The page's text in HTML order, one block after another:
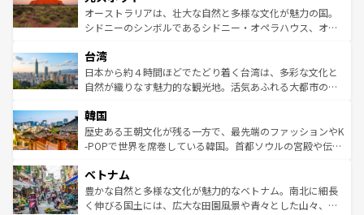
しみながら、その多様性と豊かな歴史を感じることができ
るだろう。車でのロードトリップや列車の旅も、アメリカ
情報は
おすすめ。エメラルドグリーンに輝く海をはじめ、豊かな
文化や歴史が息づいている。「アロハスピリット」と呼ば
人々、おいしいローカルフードやハワイアンミュージッ
ク、伝統的なフラダンスなど、すべてがハワイの魅力を彩
っている。訪れるたびに新しい発見と感動が待っているハ
はコンテンツ一覧
オーストラリアは、壮大な自然と多様な文化が魅力の国。
シドニーのシンボルであるシドニー・オペラハウス、オー
リアリーフや大陸中央部にそびえるウルル（エアーズロッ
ク）、タスマニアの美しい原生林やケアンズの熱帯雨林な
ど、見どころがたくさん。また、カフェやワイン、オージ
いる。アクティビティも充実しており、サーフィンやダイ
ビング、ハイキングなど、アウトドア好きにはたまらな
い。オーストラリアの多彩な魅力を存分に味わいつくそ
参照してほしい。
台湾
日本から約４時間ほどでたどり着く台湾は、多彩な文化と
自然が織りなす魅力的な観光地。活気あふれる大都市の台
ン）、静ひつな山岳地帯である台湾東部など、都市の喧騒
と山間の静けさが共存しており、訪れる人に新しい発見と
驚きをもたらしてくれる。また、奥深い台湾の食文化も魅
容にもいいと評判のスイーツなど、バラエティ豊かな料理
が味わえる。 なお、新着の台湾情報は コンテンツ一覧を参
照してほしい。
韓国
歴史ある王朝文化が残る一方で、最先端のファッションやK
-POPで世界を席巻している韓国。首都ソウルの宮殿や伝統
き、地方に足を延ばせば四季折々の自然美を楽しむことが
できる。そして、キムチや焼肉、絶品のストリートフード
まで、さまざまな韓国料理が待っている。夜には、韓国な
ベトナム
豊かな自然と多様な文化が魅力的なベトナム。南北に細長
く伸びる国土には、広大な田園風景や青々とした山々、世